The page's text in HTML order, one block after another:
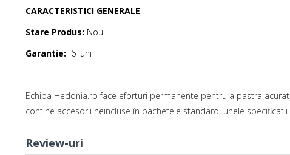
CARACTERISTICI GENERALE
Stare Produs: Nou
Garantie: 6 luni
Echipa Hedonia.ro face eforturi permanente pentru a pastra
contine accesorii neincluse în pachetele standard, unele
Review-uri